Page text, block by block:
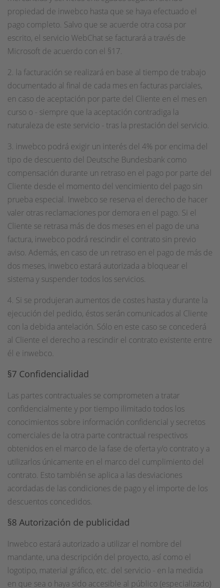
propiedad de inwebco hasta que se haya efectuado el
pago completo. Salvo que se acuerde otra cosa por
escrito, el servicio WebChat se facturará a través de
Microsoft de acuerdo con el §17.
2. la facturación se realizará en base al tiempo de trabajo
documentado al final de cada mes en facturas parciales,
en caso de aceptación por parte del Cliente en el mes en
curso o - siempre que la aceptación contradiga la
naturaleza de este servicio - tras la prestación del servicio.
3. inwebco podrá exigir un interés del 4% por encima del
tipo de descuento del Deutsche Bundesbank como
compensación durante un retraso en el pago por parte del
Cliente desde el momento del vencimiento del pago sin
prueba especial. Inwebco se reserva el derecho de hacer
valer otras reclamaciones por demora en el pago. Si el
Cliente se retrasa más de dos meses en el pago de una
factura, inwebco podrá rescindir el contrato sin previo
aviso. Además, en caso de un retraso en el pago de más de
dos meses, inwebco estará autorizada a bloquear el
sistema y suspender todos los servicios.
4. Si se produjeran aumentos de costes hasta y durante la
ejecución del pedido, éstos serán comunicados al Cliente
con la debida antelación. Sólo en este caso se concederá
al Cliente el derecho a rescindir el contrato existente entre
él e inwebco.
§7 Confidencialidad
Las partes contractuales se comprometen a tratar
confidencialmente y por tiempo ilimitado todos los
conocimientos sobre información confidencial y secretos
comerciales de la otra parte contractual respectivos
obtenidos en el marco de la fase de oferta y/o contrato y a
utilizarlos únicamente en el marco del cumplimiento del
contrato. Esto también se aplica a las desviaciones
acordadas de las condiciones de pago y el importe de los
descuentos concedidos.
§8 Autorización de publicidad
Inwebco estará autorizado a utilizar el nombre del
mandante, una descripción del proyecto, así como el
logotipo, material gráfico, etc. del servicio - en la medida
en que sea o haya sido accesible al público (especializado)